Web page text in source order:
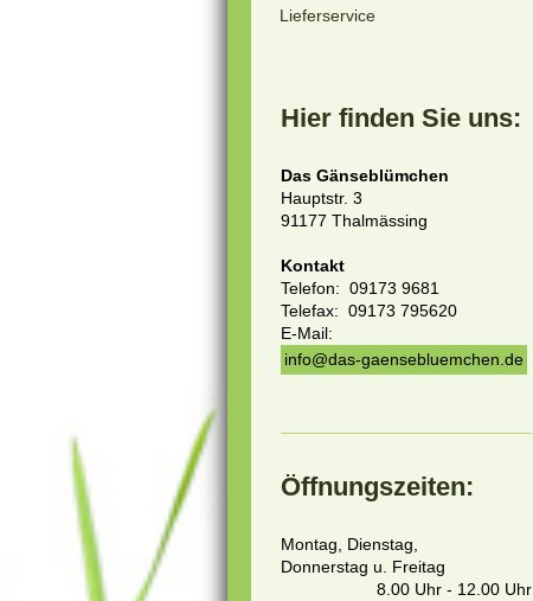
Lieferservice
Hier finden Sie uns:
Das Gänseblümchen
Hauptstr. 3
91177 Thalmässing
Kontakt
Telefon: 09173 9681
Telefax: 09173 795620
E-Mail:
info@das-gaensebluemchen.de
Öffnungszeiten:
Montag, Dienstag,
Donnerstag u. Freitag
8.00 Uhr - 12.00 Uhr